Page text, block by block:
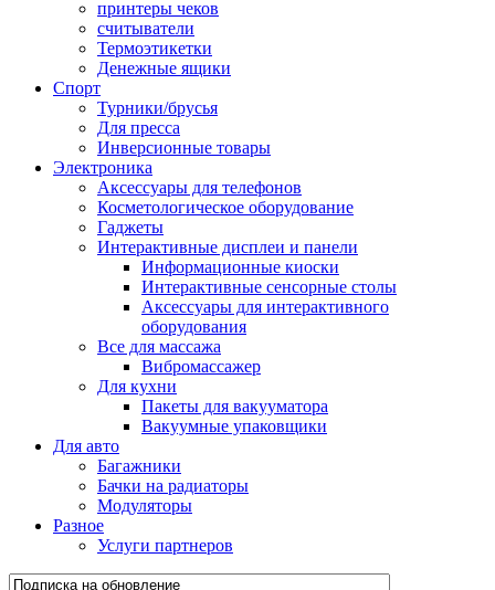
принтеры чеков
считыватели
Термоэтикетки
Денежные ящики
Спорт
Турники/брусья
Для пресса
Инверсионные товары
Электроника
Аксессуары для телефонов
Косметологическое оборудование
Гаджеты
Интерактивные дисплеи и панели
Информационные киоски
Интерактивные сенсорные столы
Аксессуары для интерактивного
оборудования
Все для массажа
Вибромассажер
Для кухни
Пакеты для вакууматора
Вакуумные упаковщики
Для авто
Багажники
Бачки на радиаторы
Модуляторы
Разное
Услуги партнеров